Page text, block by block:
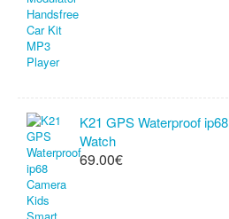
K21 GPS Waterproof
Watch
69.00€